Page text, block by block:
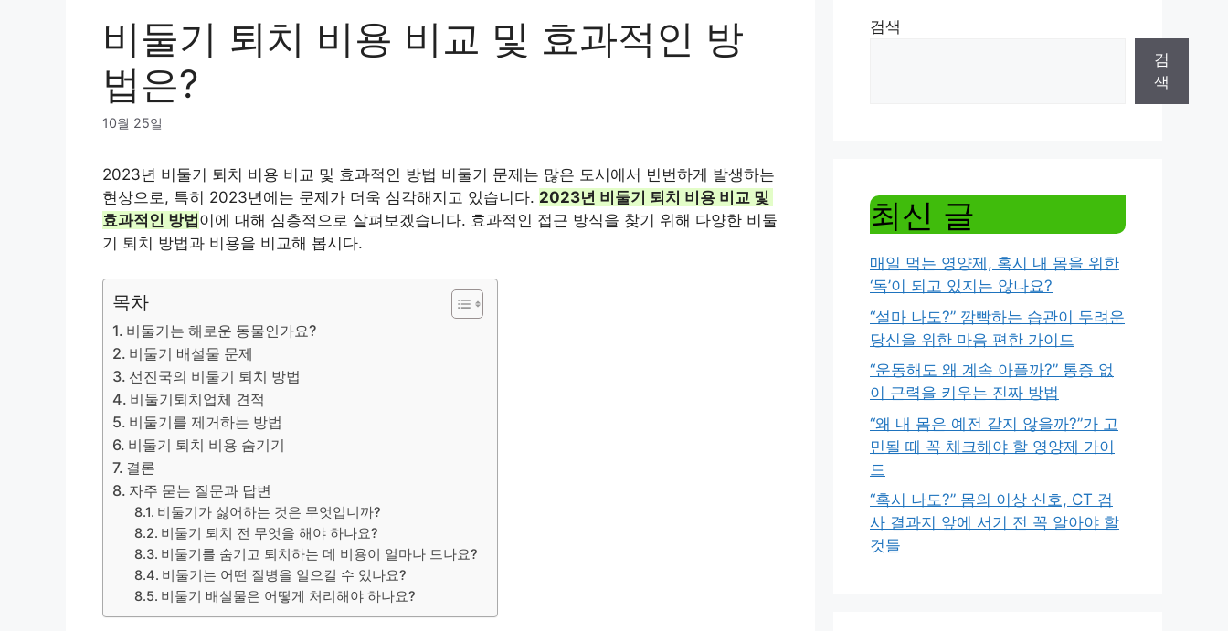
비둘기 퇴치 비용 비교 및 효과적인 방
법은?
10월 25일
2023년 비둘기 퇴치 비용 비교 및 ​​효과적인 방법 비둘기 문제는 많은 도시에서 빈번하게 발생하는
현상으로, 특히 2023년에는 문제가 더욱 심각해지고 있습니다. 2023년 비둘기 퇴치 비용 비교 및 ​​
효과적인 방법 이에 대해 심층적으로 살펴보겠습니다. 효과적인 접근 방식을 찾기 위해 다양한 비둘
기 퇴치 방법과 비용을 비교해 봅시다.
목차
비둘기는 해로운 동물인가요?
비둘기 배설물 문제
선진국의 비둘기 퇴치 방법
비둘기퇴치업체 견적
비둘기를 제거하는 방법
비둘기 퇴치 비용 숨기기
결론
자주 묻는 질문과 답변
비둘기가 싫어하는 것은 무엇입니까?
비둘기 퇴치 전 무엇을 해야 하나요?
비둘기를 숨기고 퇴치하는 데 비용이 얼마나 드나요?
비둘기는 어떤 질병을 일으킬 수 있나요?
비둘기 배설물은 어떻게 처리해야 하나요?
검색
검
색
최신 글
매일 먹는 영양제, 혹시 내 몸을 위한
‘독’이 되고 있지는 않나요?
“설마 나도?” 깜빡하는 습관이 두려운
당신을 위한 마음 편한 가이드
“운동해도 왜 계속 아플까?” 통증 없
이 근력을 키우는 진짜 방법
“왜 내 몸은 예전 같지 않을까?”가 고
민될 때 꼭 체크해야 할 영양제 가이
드
“혹시 나도?” 몸의 이상 신호, CT 검
사 결과지 앞에 서기 전 꼭 알아야 할
것들